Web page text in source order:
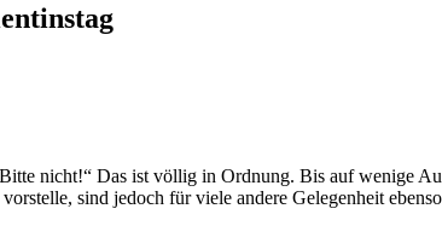
nicht!“ Das ist völlig in Ordnung. Bis auf wenige
sind jedoch für viele andere Gelegenheit